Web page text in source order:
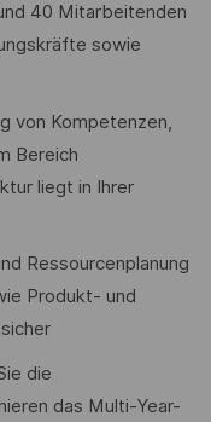
40 Mitarbeitenden
sowie
von Kompetenzen,
Bereich
liegt in Ihrer
Ressourcenplanung
Produkt- und
die
das Multi-Year-